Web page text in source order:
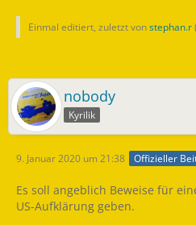
Einmal editiert, zuletzt vonstephan.r(
nobody
Kyrilik
9. Januar 2020 um 21:38 Offizieller
Es soll angeblich Beweise für
US-Aufklärung geben.